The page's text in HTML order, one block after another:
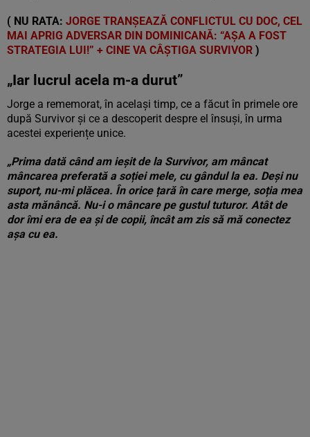
( NU RATA: JORGE TRANȘEAZĂ CONFLICTUL CU DOC, CEL
MAI APRIG ADVERSAR DIN DOMINICANĂ: “AȘA A FOST
STRATEGIA LUI!” + CINE VA CÂȘTIGA SURVIVOR )
„Iar lucrul acela m-a durut”
Jorge a rememorat, în același timp, ce a făcut în primele ore
după Survivor și ce a descoperit despre el însuși, în urma
acestei experiențe unice.
„Prima dată când am ieșit de la Survivor, am mâncat
mâncarea preferată a soției mele, cu gândul la ea. Deși nu
suport, nu-mi plăcea. În orice țară în care merge, soția mea
asta mănâncă. Nu-i o mâncare pe gustul tuturor. Atât de
dor îmi era de ea și de copii, încât am zis să mă conectez
așa cu ea.